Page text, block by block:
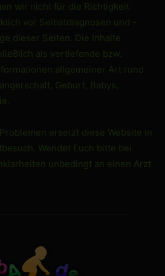
wir nicht für die Richtigkeit.
vor Selbstdiagnosen und -
dieser Seiten. Die Inhalte
als vertiefende bzw.
allgemeiner Art rund
Geburt, Babys,
ersetzt diese Website in
Wendet Euch bitte bei
unbedingt an einen Arzt